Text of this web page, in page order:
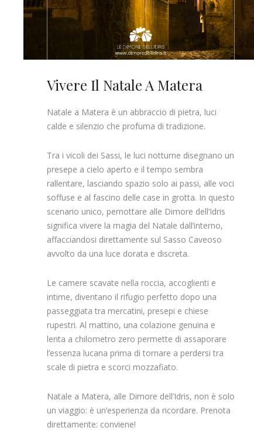
Vivere Il Natale A Matera
Natale a Matera è un abbraccio di pietra, luci
calde e silenzio che profuma di tradizione.
Tra i vicoli dei Sassi, le luci notturne disegnano un
presepe a cielo aperto e il tempo sembra
rallentare, lasciando spazio solo ai passi, alle voci
soffuse e al fascino delle case in grotta. In questo
scenario unico, pernottare alle Dimore dell’Idris
significa vivere la magia del Natale dall’interno,
affacciandosi direttamente sul Sasso Caveoso
avvolto da una luce dorata e discreta.
Le camere scavate nella roccia, accoglienti e
intime, diventano il rifugio perfetto dopo una
passeggiata tra mercatini, presepi e chiese
rupestri. Al mattino, una colazione genuina e
lenta a chilometro zero permette di assaporare
l’essenza lucana prima di tornare a perdersi tra
scale di pietra e scorci mozzafiato.
Natale a Matera, alle Dimore dell’Idris, non è solo
un viaggio: è un’esperienza da ricordare. Prenota
direttamente: conviene!